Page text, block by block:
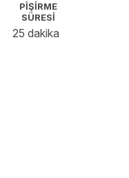
PİŞİRME
SÜRESİ
25 dakika